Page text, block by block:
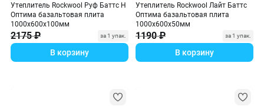
Утеплитель Rockwool Руф Баттс Н
Оптима базальтовая плита
1000х600х100мм
2175 ₽ за 1 упак.
В корзину
Утеплитель Rockwool Лайт Баттс
Оптима базальтовая плита
1000х600х50мм
1190 ₽ за 1 упак.
В корзину